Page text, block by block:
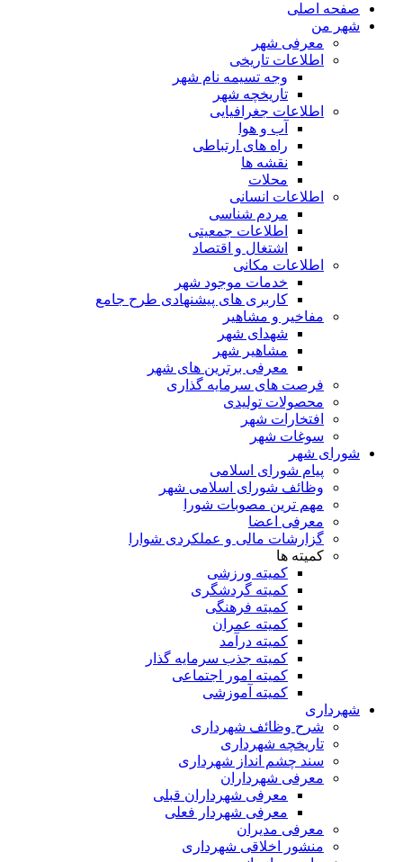
صفحه اصلی
شهر من
معرفی شهر
اطلاعات تاریخی
وجه تسیمه نام شهر
تاریخچه شهر
اطلاعات جغرافیایی
آب و هوا
راه های ارتباطی
نقشه ها
محلات
اطلاعات انسانی
مردم شناسی
اطلاعات جمعیتی
اشتغال و اقتصاد
اطلاعات مکانی
خدمات موجود شهر
کاربری های پیشنهادی طرح جامع
مفاخیر و مشاهیر
شهدای شهر
مشاهیر شهر
معرفی برترین های شهر
فرصت های سرمایه گذاری
محصولات تولیدی
افتخارات شهر
سوغات شهر
شورای شهر
پیام شورای اسلامی
وظائف شورای اسلامی شهر
مهم ترین مصوبات شورا
معرفی اعضا
گزارشات مالی و عملکردی شوارا
کمیته ها
کمیته ورزشی
کمیته گردشگری
کمیته فرهنگی
کمیته عمران
کمیته درآمد
کمیته جذب سرمایه گذار
کمیته امور اجتماعی
کمیته آموزشی
شهرداری
شرح وظائف شهرداری
تاریخچه شهرداری
سند چشم انداز شهرداری
معرفی شهرداران
معرفی شهرداران قبلی
معرفی شهردار فعلی
معرفی مدیران
منشور اخلاقی شهرداری